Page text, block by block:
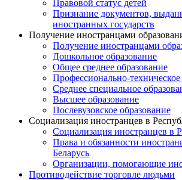
Правовой статус детей
Признание документов,
иностранных государств
Получение иностранцами
Получение иностранцами
Дошкольное образование
Общее среднее образование
Профессионально-техническое
Среднее специальное
Высшее образование
Послевузовское образование
Социализация иностранцев в
Социализация иностранцев в
Права и обязанности
Беларусь
Oрганизации, помогающие
Противодействие торговле людьми